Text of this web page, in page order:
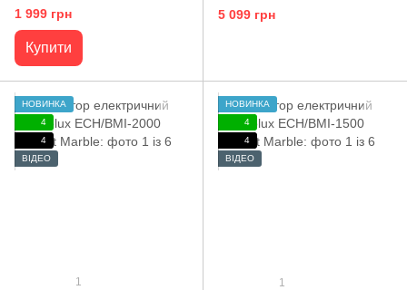
1 999 грн
Купити
GATE Digital
5 099 грн
НОВИНКА
4
4
ВІДЕО
1
НОВИНКА
4
4
ВІДЕО
1